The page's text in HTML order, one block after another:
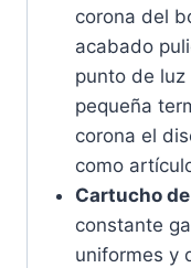
corona del
acabado
punto de luz
pequeña
corona el
como
Cartucho
constante
uniformes y